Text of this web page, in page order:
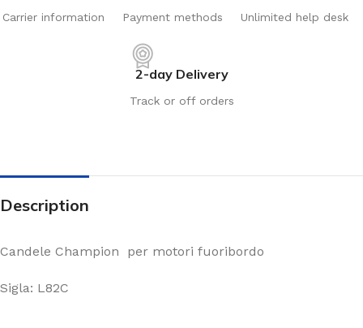
Carrier information Payment methods Unlimited help desk
2-day Delivery
Track or off orders
Description
Candele Champion per motori fuoribordo
Sigla: L82C